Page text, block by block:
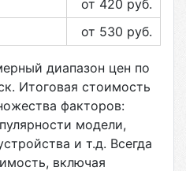
от 420 руб.
от 530 руб.
диапазон цен по
. Итоговая стоимость
факторов:
модели,
и т.д. Всегда
включая